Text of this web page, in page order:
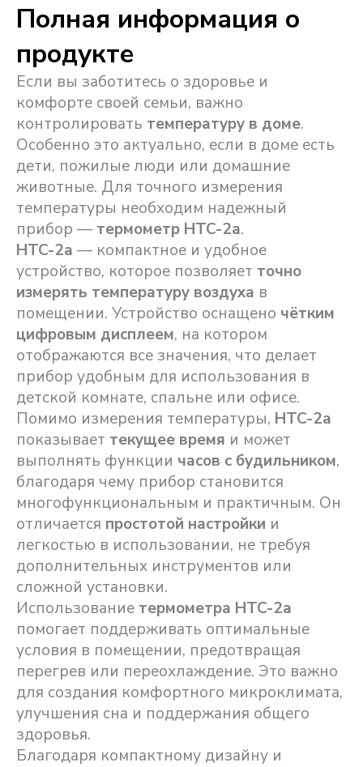
Полная информация о
продукте
Если вы заботитесь о здоровье и
комфорте своей семьи, важно
контролировать температуру в доме.
Особенно это актуально, если в доме есть
дети, пожилые люди или домашние
животные. Для точного измерения
температуры необходим надежный
прибор — термометр HTC-2a.
HTC-2a — компактное и удобное
устройство, которое позволяет точно
измерять температуру воздуха в
помещении. Устройство оснащено чётким
цифровым дисплеем, на котором
отображаются все значения, что делает
прибор удобным для использования в
детской комнате, спальне или офисе.
Помимо измерения температуры, HTC-2a
показывает текущее время и может
выполнять функции часов с будильником,
благодаря чему прибор становится
многофункциональным и практичным. Он
отличается простотой настройки и
легкостью в использовании, не требуя
дополнительных инструментов или
сложной установки.
Использование термометра HTC-2a
помогает поддерживать оптимальные
условия в помещении, предотвращая
перегрев или переохлаждение. Это важно
для создания комфортного микроклимата,
улучшения сна и поддержания общего
здоровья.
Благодаря компактному дизайну и